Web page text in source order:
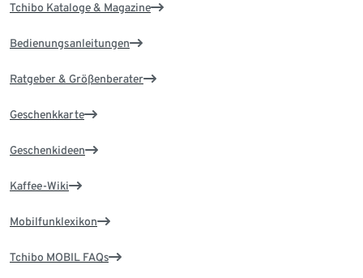
Tchibo Kataloge & Magazine
Bedienungsanleitungen
Ratgeber & Größenberater
Geschenkkarte
Geschenkideen
Kaffee-Wiki
Mobilfunklexikon
Tchibo MOBIL FAQs